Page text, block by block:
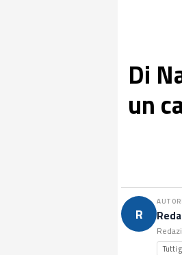
Di
un
R
Tutti